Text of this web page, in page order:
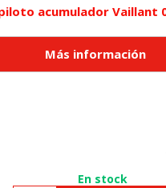
acumulador Vaillant
En stock